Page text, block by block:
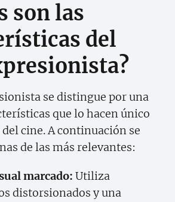
son las
del
se distingue por una
que lo hacen único
cine. A continuación se
de las más relevantes:
marcado: Utiliza
distorsionados y una